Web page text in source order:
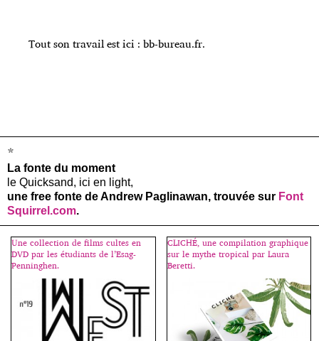
Tout son travail est ici : bb-bureau.fr.
*
La fonte du moment
le Quicksand, ici en light,
une free fonte de Andrew Paglinawan, trouvée sur Font
Squirrel.com.
Une collection de films cultes en
DVD par les étudiants de l’Esag-
Penninghen.
CLICHÉ, une compilation graphique
sur le mythe tropical par Laura
Beretti.